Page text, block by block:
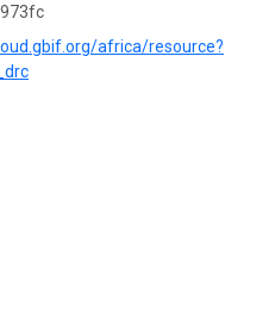
africa/resource?